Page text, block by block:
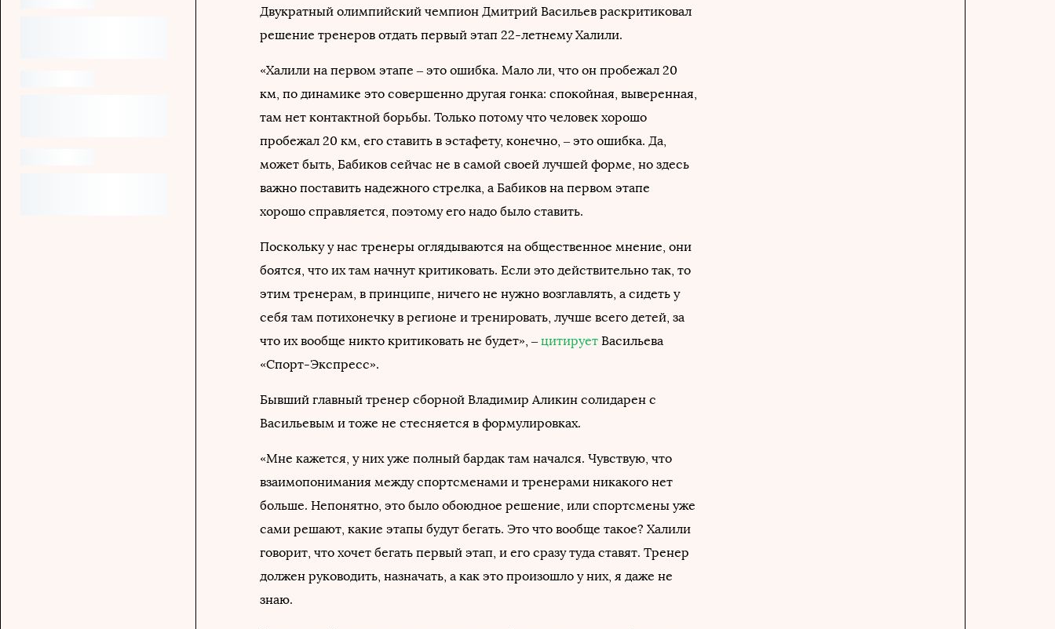
Двукратный олимпийский чемпион Дмитрий Васильев раскритиковал
решение тренеров отдать первый этап 22-летнему Халили.
«Халили на первом этапе – это ошибка. Мало ли, что он пробежал 20
км, по динамике это совершенно другая гонка: спокойная, выверенная,
там нет контактной борьбы. Только потому что человек хорошо
пробежал 20 км, его ставить в эстафету, конечно, – это ошибка. Да,
может быть, Бабиков сейчас не в самой своей лучшей форме, но здесь
важно поставить надежного стрелка, а Бабиков на первом этапе
хорошо справляется, поэтому его надо было ставить.
Поскольку у нас тренеры оглядываются на общественное мнение, они
боятся, что их там начнут критиковать. Если это действительно так, то
этим тренерам, в принципе, ничего не нужно возглавлять, а сидеть у
себя там потихонечку в регионе и тренировать, лучше всего детей, за
что их вообще никто критиковать не будет», – цитирует Васильева
«Спорт-Экспресс».
Бывший главный тренер сборной Владимир Аликин солидарен с
Васильевым и тоже не стесняется в формулировках.
«Мне кажется, у них уже полный бардак там начался. Чувствую, что
взаимопонимания между спортсменами и тренерами никакого нет
больше. Непонятно, это было обоюдное решение, или спортсмены уже
сами решают, какие этапы будут бегать. Это что вообще такое? Халили
говорит, что хочет бегать первый этап, и его сразу туда ставят. Тренер
должен руководить, назначать, а как это произошло у них, я даже не
знаю.